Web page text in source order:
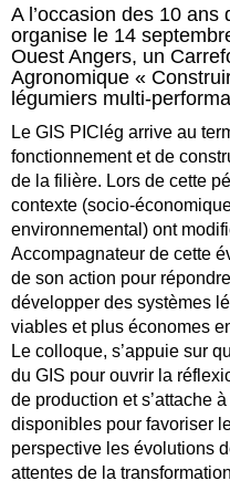
A l’occasion des 10 ans
organise le 14
Ouest Angers, un
Agronomique «
légumiers multi-
Le GIS PIClég arrive au
fonctionnement et de
de la filière. Lors de cette
contexte (socio-
environnemental) ont
Accompagnateur de cette
de son action pour
développer des systèmes
viables et plus économes
Le colloque, s’appuie sur
du GIS pour ouvrir la
de production et s’attache
disponibles pour favoriser
perspective les évolutions
attentes de la